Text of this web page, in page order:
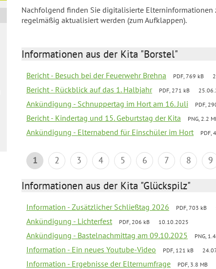
Nachfolgend finden Sie digitalisierte
regelmäßig aktualisiert werden (zum Aufklappen).
Informationen aus der Kita "Borstel"
Bericht - Besuch bei der Feuerwehr Brehna PDF, 769 kB
Bericht - Rückblick auf das 1. Halbjahr PDF, 271 kB
Ankündigung - Schnuppertag im Hort am 16. Juli PDF,
Bericht - Kindertag und 15. Geburtstag der Kita PNG, 2.2
Ankündigung - Elternabend für Einschüler im Hort PDF,
1 2 3 4 5 6 7 8 9
Informationen aus der Kita "Glückspilz"
Information - Zusätzlicher Schließtag 2026 PDF, 703 kB
Ankündigung - Lichterfest PDF, 206 kB 10.10.2025
Ankündigung - Bastelnachmittag am 09.10.2025 PNG,
Information - Ein neues Youtube-Video PDF, 121 kB
Information - Ergebnisse der Elternumfrage PDF, 3.8 MB